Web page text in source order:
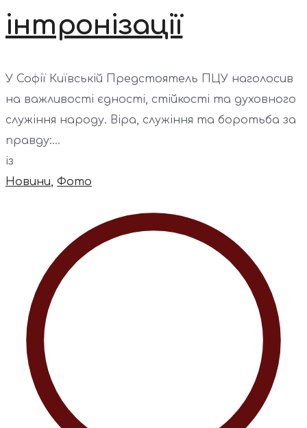
інтронізації
У Софії Київській Предстоятель ПЦУ наголосив
на важливості єдності, стійкості та духовного
служіння народу. Віра, служіння та боротьба за
правду:...
із
Новини, Фото